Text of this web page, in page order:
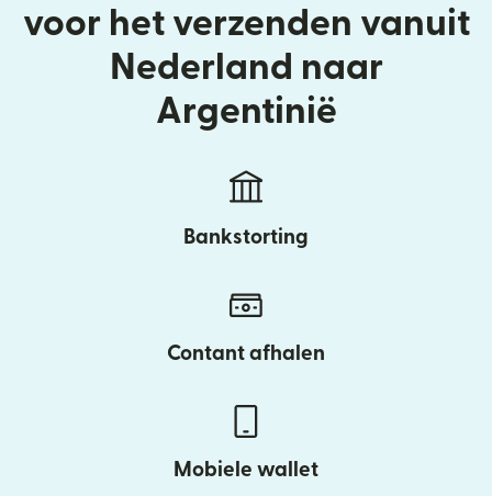
voor het verzenden vanuit
Nederland naar
Argentinië
Bankstorting
Contant afhalen
Mobiele wallet